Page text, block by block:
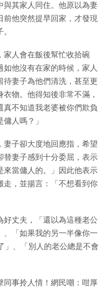
與其家人同住。他原以為妻
他突然提早回家，才發現
家人會在飯後幫忙收拾碗
他沒有在家的時候，家人
待妻子為他們清洗，甚至更
物。他得知後非常不滿，
不知道我老婆被你們欺負
人嗎？」
妻子卻大度地回應指，希望
替妻子感到十分委屈，表示
來當傭人的。」因此他表示
走，並揚言：「不想看到你
好丈夫，「還以為這種老公
、「如果我的另一半像你一
」、「別人的老公總是不會
同事拎人情！網民嘲：咁厚